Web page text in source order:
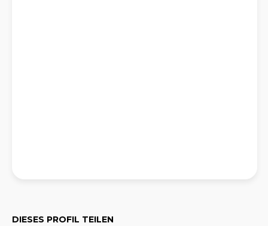
DIESES PROFIL TEILEN